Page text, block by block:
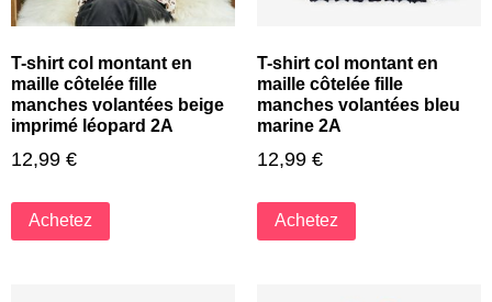
T-shirt col montant en
maille côtelée fille
manches volantées beige
imprimé léopard 2A
12,99 €
Achetez
T-shirt col montant en
maille côtelée fille
manches volantées bleu
marine 2A
12,99 €
Achetez